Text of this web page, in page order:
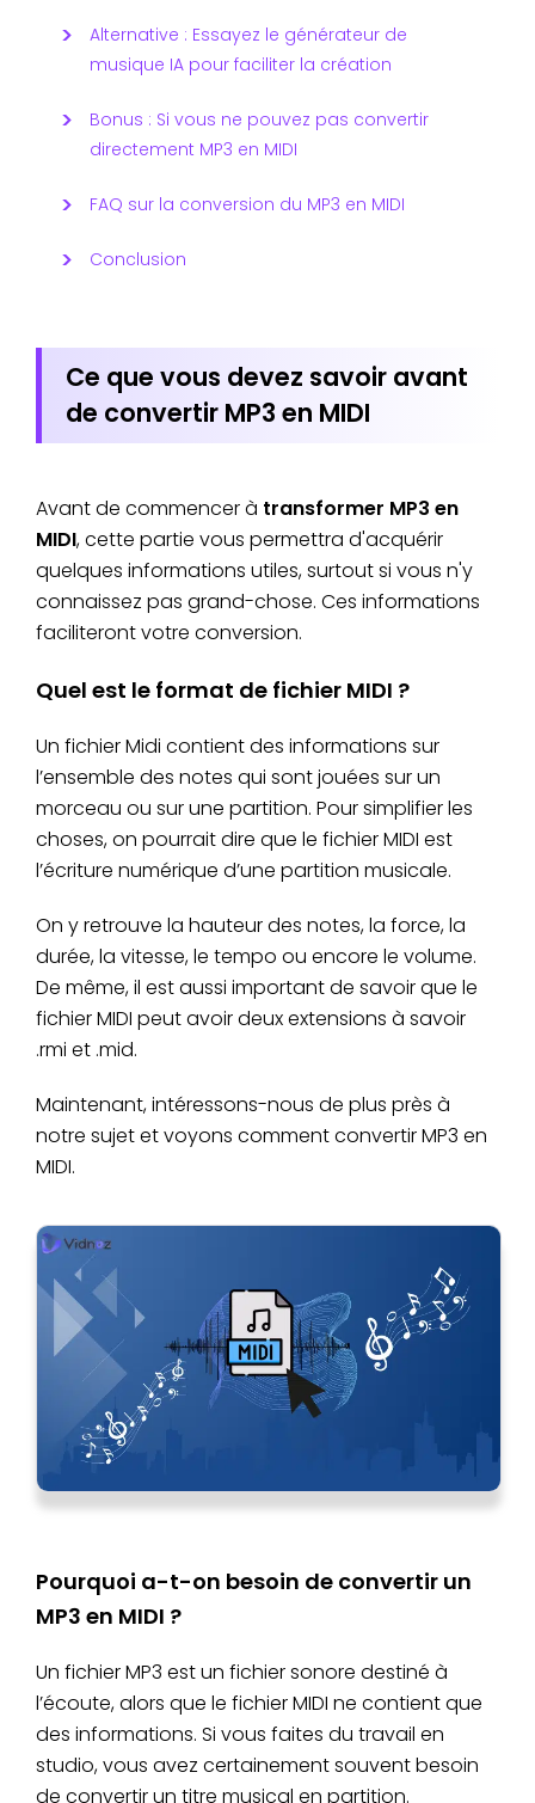
Alternative : Essayez le générateur de
musique IA pour faciliter la création
Bonus : Si vous ne pouvez pas convertir
directement MP3 en MIDI
FAQ sur la conversion du MP3 en MIDI
Conclusion
Ce que vous devez savoir avant
de convertir MP3 en MIDI
Avant de commencer à transformer MP3 en
MIDI, cette partie vous permettra d'acquérir
quelques informations utiles, surtout si vous n'y
connaissez pas grand-chose. Ces informations
faciliteront votre conversion.
Quel est le format de fichier MIDI ?
Un fichier Midi contient des informations sur
l’ensemble des notes qui sont jouées sur un
morceau ou sur une partition. Pour simplifier les
choses, on pourrait dire que le fichier MIDI est
l’écriture numérique d’une partition musicale.
On y retrouve la hauteur des notes, la force, la
durée, la vitesse, le tempo ou encore le volume.
De même, il est aussi important de savoir que le
fichier MIDI peut avoir deux extensions à savoir
.rmi et .mid.
Maintenant, intéressons-nous de plus près à
notre sujet et voyons comment convertir MP3 en
MIDI.
Pourquoi a-t-on besoin de convertir un
MP3 en MIDI ?
Un fichier MP3 est un fichier sonore destiné à
l’écoute, alors que le fichier MIDI ne contient que
des informations. Si vous faites du travail en
studio, vous avez certainement souvent besoin
de convertir un titre musical en partition.